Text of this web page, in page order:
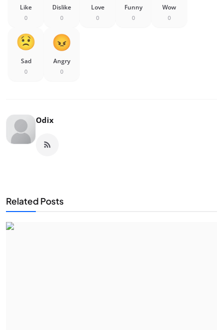
Like
0
Dislike
0
Love
0
Funny
0
Wow
0
Sad
0
Angry
0
Odix
Related Posts